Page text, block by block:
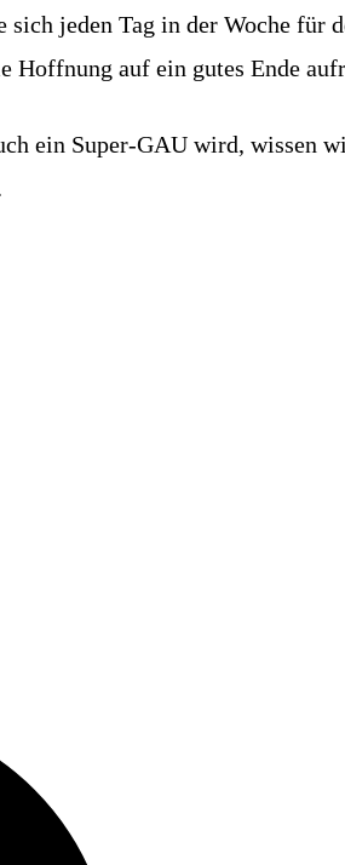
jeden Tag in der Woche für
Hoffnung auf ein gutes Ende
ein Super-GAU wird, wissen